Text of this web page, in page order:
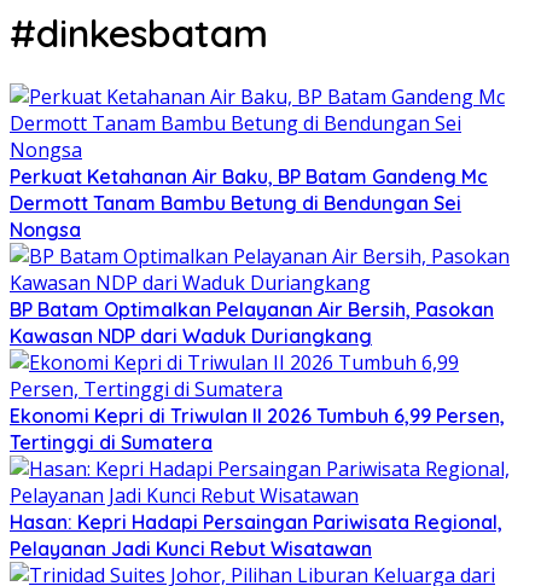
#dinkesbatam
Perkuat Ketahanan Air Baku, BP Batam Gandeng Mc
Dermott Tanam Bambu Betung di Bendungan Sei
Nongsa
BP Batam Optimalkan Pelayanan Air Bersih, Pasokan
Kawasan NDP dari Waduk Duriangkang
Ekonomi Kepri di Triwulan II 2026 Tumbuh 6,99 Persen,
Tertinggi di Sumatera
Hasan: Kepri Hadapi Persaingan Pariwisata Regional,
Pelayanan Jadi Kunci Rebut Wisatawan